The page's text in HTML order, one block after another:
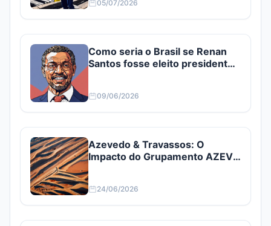
05/07/2026
Como seria o Brasil se Renan
Santos fosse eleito presidente?
09/06/2026
Azevedo & Travassos: O
Impacto do Grupamento AZEV3
24/06/2026